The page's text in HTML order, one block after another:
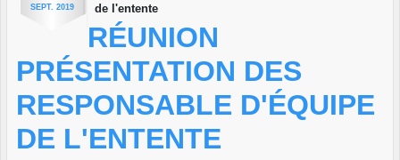
SEPT. 2019
de l'entente
RÉUNION
PRÉSENTATION DES
RESPONSABLE D'ÉQUIPE
DE L'ENTENTE